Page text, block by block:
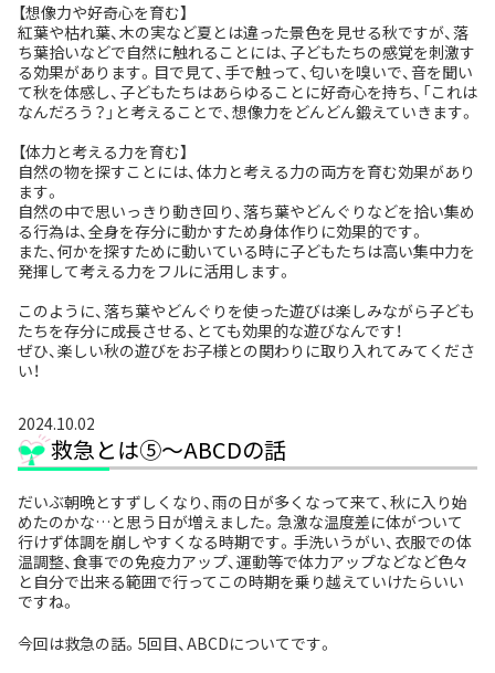
【想像力や好奇心を育む】
紅葉や枯れ葉、木の実など夏とは違った景色を見せる秋ですが、落
ち葉拾いなどで自然に触れることには、子どもたちの感覚を刺激す
る効果があります。目で見て、手で触って、匂いを嗅いで、音を聞い
て秋を体感し、子どもたちはあらゆることに好奇心を持ち、「これは
なんだろう？」と考えることで、想像力をどんどん鍛えていきます。
【体力と考える力を育む】
自然の物を探すことには、体力と考える力の両方を育む効果があり
ます。
自然の中で思いっきり動き回り、落ち葉やどんぐりなどを拾い集め
る行為は、全身を存分に動かすため身体作りに効果的です。
また、何かを探すために動いている時に子どもたちは高い集中力を
発揮して考える力をフルに活用します。
このように、落ち葉やどんぐりを使った遊びは楽しみながら子ども
たちを存分に成長させる、とても効果的な遊びなんです！
ぜひ、楽しい秋の遊びをお子様との関わりに取り入れてみてくださ
い！
2024.10.02
救急とは⑤〜ABCDの話
だいぶ朝晩とすずしくなり、雨の日が多くなって来て、秋に入り始
めたのかな…と思う日が増えました。急激な温度差に体がついて
行けず体調を崩しやすくなる時期です。手洗いうがい、衣服での体
温調整、食事での免疫力アップ、運動等で体力アップなどなど色々
と自分で出来る範囲で行ってこの時期を乗り越えていけたらいい
ですね。
今回は救急の話。5回目、ABCDについてです。